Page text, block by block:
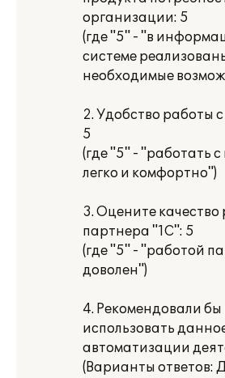
организации: 5
(где "5" - "в
системе
необходимые
2. Удобство работы
5
(где "5" - "работать
легко и комфортно")
3. Оцените качество
партнера "1С": 5
(где "5" - "работой
доволен")
4. Рекомендовали бы
использовать
автоматизации
(Варианты ответов: